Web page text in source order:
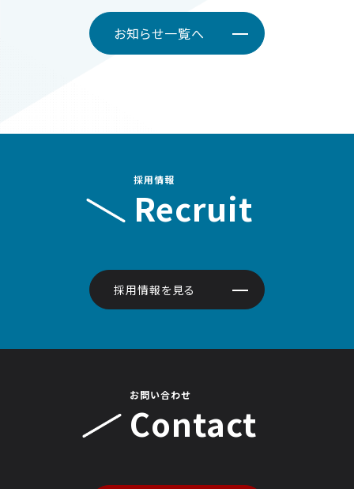
お知らせ一覧へ
採用情報
Recruit
採用情報を見る
お問い合わせ
Contact